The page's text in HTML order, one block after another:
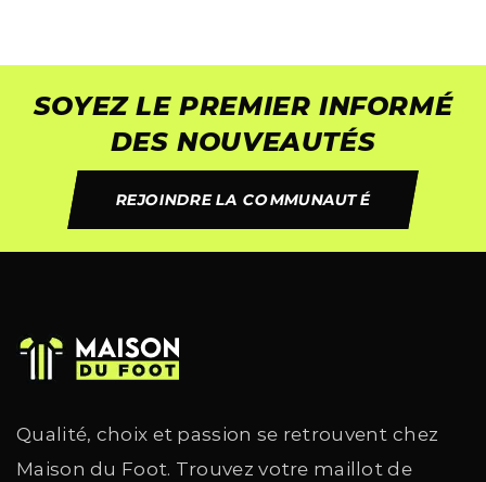
SOYEZ LE PREMIER INFORMÉ
DES NOUVEAUTÉS
REJOINDRE LA COMMUNAUTÉ
Qualité, choix et passion se retrouvent chez
Maison du Foot. Trouvez votre maillot de